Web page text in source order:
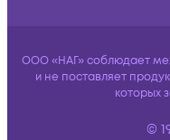
ООО «НАГ» соблюдает
и не поставляет
которых
©